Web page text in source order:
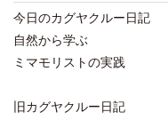
今日のカグヤクルー日記
自然から学ぶ
ミマモリストの実践
旧カグヤクルー日記